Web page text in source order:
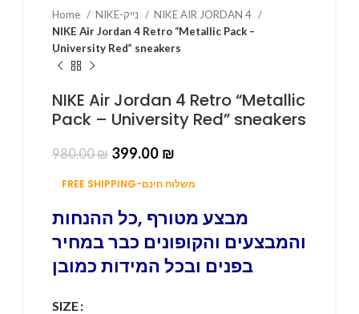
Home
NIKE AIR JORDAN 4
NIKE Air Jordan 4 Retro “Metallic Pack –
University Red” sneakers
NIKE Air Jordan 4 Retro “Metallic
Pack – University Red” sneakers
980.00₪ 399.00 ₪
FREE SHIPPING-משלוח חינם
מבצע מטורף ,כל ההנחות
והמבצעים והקופונים כבר במחיר
בפנים ובכל המידות כמובן
SIZE